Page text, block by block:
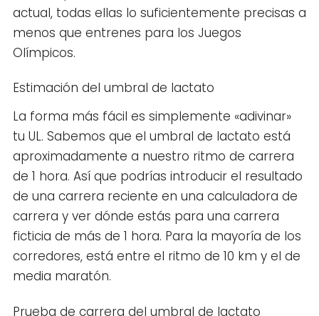
actual, todas ellas lo suficientemente precisas a
menos que entrenes para los Juegos
Olímpicos.
Estimación del umbral de lactato
La forma más fácil es simplemente «adivinar»
tu UL. Sabemos que el umbral de lactato está
aproximadamente a nuestro ritmo de carrera
de 1 hora. Así que podrías introducir el resultado
de una carrera reciente en una calculadora de
carrera y ver dónde estás para una carrera
ficticia de más de 1 hora. Para la mayoría de los
corredores, está entre el ritmo de 10 km y el de
media maratón.
Prueba de carrera del umbral de lactato